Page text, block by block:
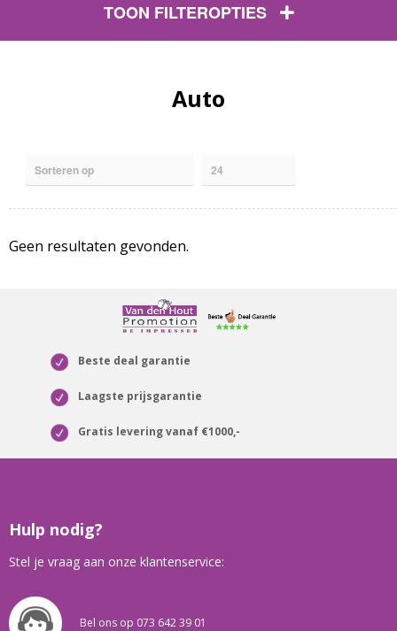
TOON FILTEROPTIES
Auto
Geen resultaten gevonden.
Beste deal garantie
Laagste prijsgarantie
Gratis levering vanaf €1000,-
Hulp nodig?
Stel je vraag aan onze klantenservice:
Bel ons op 073 642 39 01